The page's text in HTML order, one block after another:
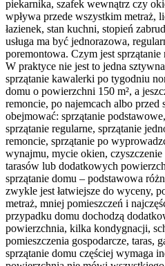
piekarnika, szafek wewnątrz czy
wpływa przede wszystkim metraż,
łazienek, stan kuchni, stopień
usługa ma być jednorazowa,
poremontowa. Czym jest
W praktyce nie jest to jedna
sprzątanie kawalerki po tygodniu
domu o powierzchni 150 m², a
remoncie, po najemcach albo przed
obejmować: sprzątanie
sprzątanie regularne, sprzątanie
remoncie, sprzątanie po
wynajmu, mycie okien,
tarasów lub dodatkowych
sprzątanie domu – podstawowa
zwykle jest łatwiejsze do wyceny,
metraż, mniej pomieszczeń i
przypadku domu dochodzą
powierzchnia, kilka kondygnacji,
pomieszczenia gospodarcze, taras,
sprzątanie domu częściej wymaga